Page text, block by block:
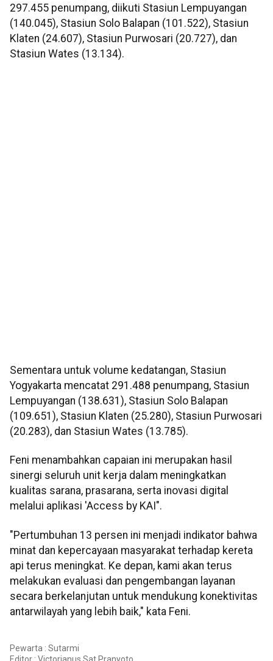
297.455 penumpang, diikuti Stasiun Lempuyangan
(140.045), Stasiun Solo Balapan (101.522), Stasiun
Klaten (24.607), Stasiun Purwosari (20.727), dan
Stasiun Wates (13.134).
Sementara untuk volume kedatangan, Stasiun
Yogyakarta mencatat 291.488 penumpang, Stasiun
Lempuyangan (138.631), Stasiun Solo Balapan
(109.651), Stasiun Klaten (25.280), Stasiun Purwosari
(20.283), dan Stasiun Wates (13.785).
Feni menambahkan capaian ini merupakan hasil
sinergi seluruh unit kerja dalam meningkatkan
kualitas sarana, prasarana, serta inovasi digital
melalui aplikasi 'Access by KAI".
"Pertumbuhan 13 persen ini menjadi indikator bahwa
minat dan kepercayaan masyarakat terhadap kereta
api terus meningkat. Ke depan, kami akan terus
melakukan evaluasi dan pengembangan layanan
secara berkelanjutan untuk mendukung konektivitas
antarwilayah yang lebih baik," kata Feni.
Pewarta : Sutarmi